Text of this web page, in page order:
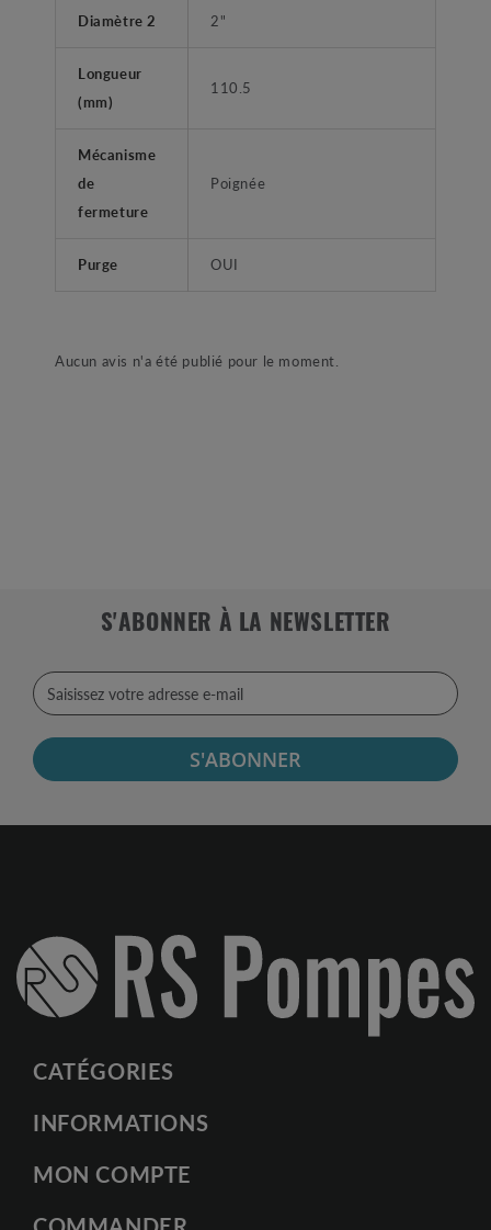
Diamètre 2 2"
Longueur
(mm)
110.5
Mécanisme
de
fermeture
Poignée
Purge OUI
Aucun avis n'a été publié pour le moment.
S'ABONNER À LA NEWSLETTER
S'ABONNER
CATÉGORIES
INFORMATIONS
MON COMPTE